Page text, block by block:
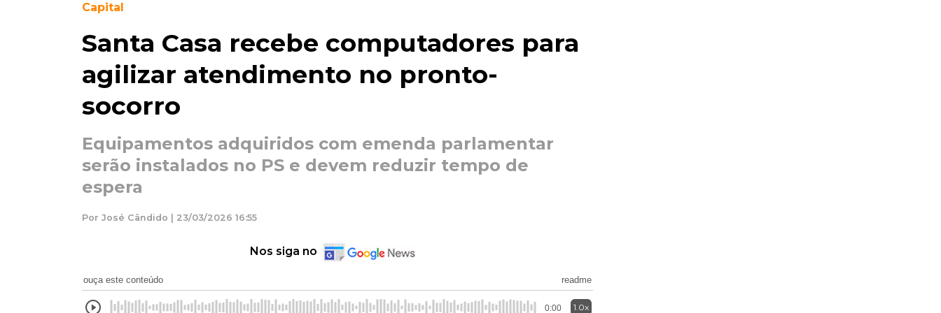
Capital
Santa Casa recebe computadores para
agilizar atendimento no pronto-
socorro
Equipamentos adquiridos com emenda parlamentar
serão instalados no PS e devem reduzir tempo de
espera
Por José Cândido | 23/03/2026 16:55
Nos siga no
ouça este conteúdo readme
0:00 1.0x